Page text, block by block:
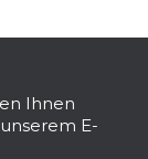
Ihnen
E-